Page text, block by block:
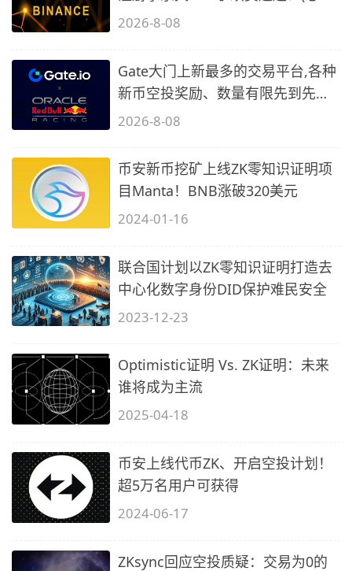
2)
2026-8-08
Gate大门上新最多的交易平台,各种
新币空投奖励、数量有限先到先
得…
2026-8-08
币安新币挖矿上线ZK零知识证明项
目Manta！BNB涨破320美元
2024-01-16
联合国计划以ZK零知识证明打造去
中心化数字身份DID保护难民安全
2023-12-23
Optimistic证明 Vs. ZK证明：未来
谁将成为主流
2025-04-18
币安上线代币ZK、开启空投计划！
超5万名用户可获得
2024-06-17
ZKsync回应空投质疑：交易为0的